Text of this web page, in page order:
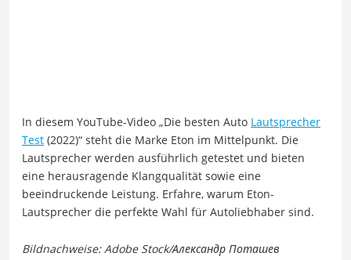
In diesem YouTube-Video „Die besten Auto Lautsprecher
Test (2022)“ steht die Marke Eton im Mittelpunkt. Die
Lautsprecher werden ausführlich getestet und bieten
eine herausragende Klangqualität sowie eine
beeindruckende Leistung. Erfahre, warum Eton-
Lautsprecher die perfekte Wahl für Autoliebhaber sind.